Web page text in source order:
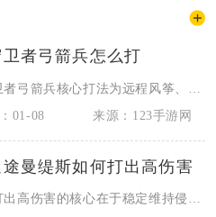
者弓箭兵怎么打
01-08
来源：123手游网
曼缇斯如何打出高伤害
曼缇斯打出高伤害的核心在于稳定维持侵蚀形态、快速叠满暴击率、精准把控攻击方向...